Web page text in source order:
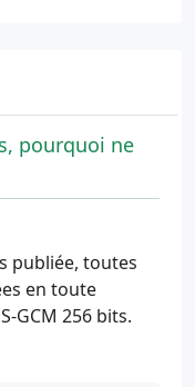
pourquoi ne
publiée, toutes
en toute
GCM 256 bits.